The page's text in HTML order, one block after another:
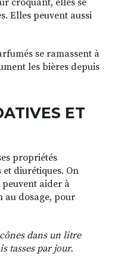
croquant, elles se
Elles peuvent aussi
se ramassent à
les bières depuis
ET
propriétés
et diurétiques. On
peuvent aider à
au dosage, pour
cônes dans un litre
tasses par jour.